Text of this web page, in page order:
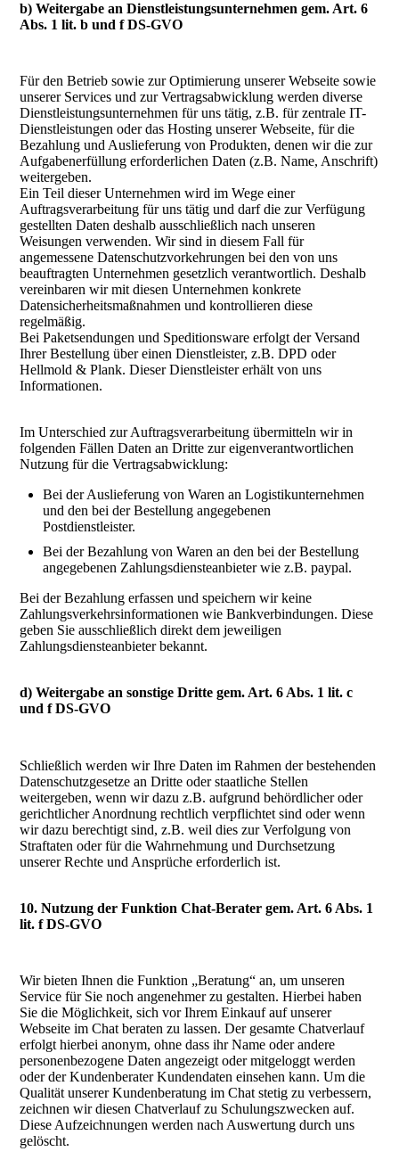
b) Weitergabe an Dienstleistungsunternehmen gem. Art. 6
Abs. 1 lit. b und f DS-GVO
Für den Betrieb sowie zur Optimierung unserer Webseite sowie
unserer Services und zur Vertragsabwicklung werden diverse
Dienstleistungsunternehmen für uns tätig, z.B. für zentrale IT-
Dienstleistungen oder das Hosting unserer Webseite, für die
Bezahlung und Auslieferung von Produkten, denen wir die zur
Aufgabenerfüllung erforderlichen Daten (z.B. Name, Anschrift)
weitergeben.
Ein Teil dieser Unternehmen wird im Wege einer
Auftragsverarbeitung für uns tätig und darf die zur Verfügung
gestellten Daten deshalb ausschließlich nach unseren
Weisungen verwenden. Wir sind in diesem Fall für
angemessene Datenschutzvorkehrungen bei den von uns
beauftragten Unternehmen gesetzlich verantwortlich. Deshalb
vereinbaren wir mit diesen Unternehmen konkrete
Datensicherheitsmaßnahmen und kontrollieren diese
regelmäßig.
Bei Paketsendungen und Speditionsware erfolgt der Versand
Ihrer Bestellung über einen Dienstleister, z.B. DPD oder
Hellmold & Plank. Dieser Dienstleister erhält von uns
Informationen.
Im Unterschied zur Auftragsverarbeitung übermitteln wir in
folgenden Fällen Daten an Dritte zur eigenverantwortlichen
Nutzung für die Vertragsabwicklung:
Bei der Auslieferung von Waren an Logistikunternehmen
und den bei der Bestellung angegebenen
Postdienstleister.
Bei der Bezahlung von Waren an den bei der Bestellung
angegebenen Zahlungsdiensteanbieter wie z.B. paypal.
Bei der Bezahlung erfassen und speichern wir keine
Zahlungsverkehrsinformationen wie Bankverbindungen. Diese
geben Sie ausschließlich direkt dem jeweiligen
Zahlungsdiensteanbieter bekannt.
d) Weitergabe an sonstige Dritte gem. Art. 6 Abs. 1 lit. c
und f DS-GVO
Schließlich werden wir Ihre Daten im Rahmen der bestehenden
Datenschutzgesetze an Dritte oder staatliche Stellen
weitergeben, wenn wir dazu z.B. aufgrund behördlicher oder
gerichtlicher Anordnung rechtlich verpflichtet sind oder wenn
wir dazu berechtigt sind, z.B. weil dies zur Verfolgung von
Straftaten oder für die Wahrnehmung und Durchsetzung
unserer Rechte und Ansprüche erforderlich ist.
10. Nutzung der Funktion Chat-Berater gem. Art. 6 Abs. 1
lit. f DS-GVO
Wir bieten Ihnen die Funktion „Beratung“ an, um unseren
Service für Sie noch angenehmer zu gestalten. Hierbei haben
Sie die Möglichkeit, sich vor Ihrem Einkauf auf unserer
Webseite im Chat beraten zu lassen. Der gesamte Chatverlauf
erfolgt hierbei anonym, ohne dass ihr Name oder andere
personenbezogene Daten angezeigt oder mitgeloggt werden
oder der Kundenberater Kundendaten einsehen kann. Um die
Qualität unserer Kundenberatung im Chat stetig zu verbessern,
zeichnen wir diesen Chatverlauf zu Schulungszwecken auf.
Diese Aufzeichnungen werden nach Auswertung durch uns
gelöscht.